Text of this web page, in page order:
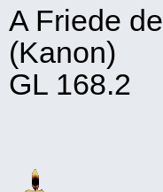
A Friede
(Kanon)
GL 168.2